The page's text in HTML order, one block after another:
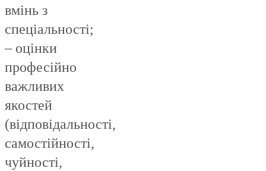
вмінь з
спеціальності;
– оцінки
професійно
важливих
якостей
(відповідальності,
самостійності,
чуйності,